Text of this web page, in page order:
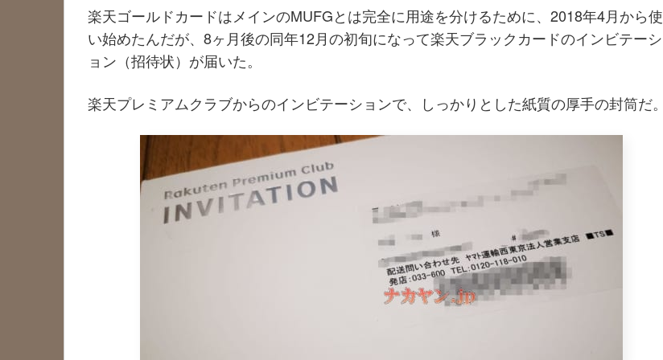
楽天ゴールドカードはメインのMUFGとは完全に用途を分けるために、2018年4月から使
い始めたんだが、8ヶ月後の同年12月の初旬になって楽天ブラックカードのインビテーシ
ョン（招待状）が届いた。
楽天プレミアムクラブからのインビテーションで、しっかりとした紙質の厚手の封筒だ。